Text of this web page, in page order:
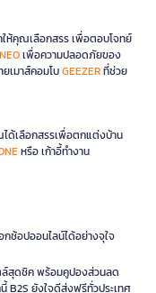
ห้คุณเลือกสรร เพื่อตอบโจทย์
NEOเพื่อความปลอดภัยของ
เมาส์คอมโบGEEZERที่ช่วย
ด้เลือกสรรเพื่อตกแต่งบ้าน
หรือ เก้าอี้ทำงาน
ช้อปออนไลน์ได้อย่างจุใจ
ล์สุดชิค พร้อมคูปองส่วนลด
B2S ยังใจดีส่งฟรีทั่วประเทศ